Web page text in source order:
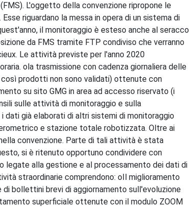
L'oggetto della convenzione ripropone le
riguardano la messa in opera di un sistema di
il monitoraggio è esteso anche al seracco
da FMS tramite FTP condiviso che verranno
Le attività previste per l'anno 2020
ola trasmissione con cadenza giornaliera delle
prodotti non sono validati) ottenute con
su sito GMG in area ad accesso riservato (i
sulle attività di monitoraggio e sulla
dati già elaborati di altri sistemi di monitoraggio
e stazione totale robotizzata. Oltre ai
convenzione. Parte di tali attività è stata
si è ritenuto opportuno condividere con
legate alla gestione e al processamento dei dati di
straordinarie comprendono: oIl miglioramento
bollettini brevi di aggiornamento sull'evoluzione
superficiale ottenute con il modulo ZOOM